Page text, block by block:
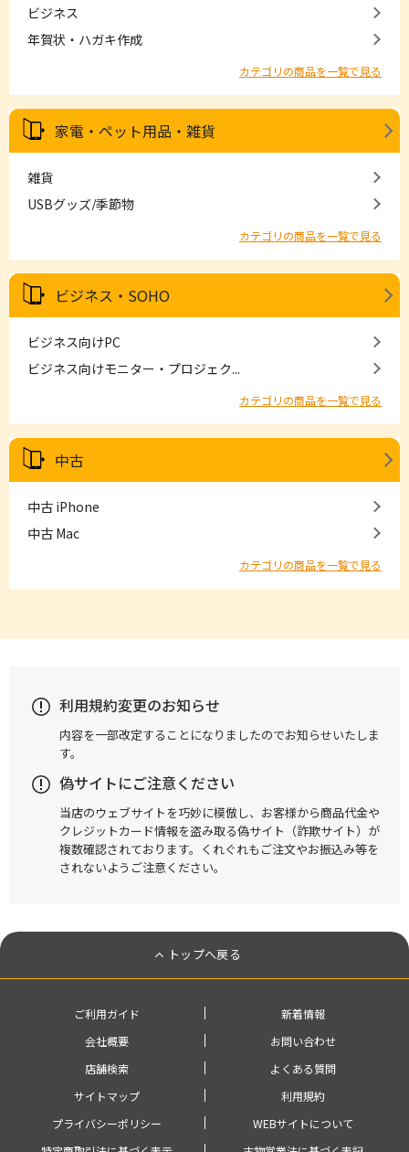
ビジネス
年賀状・ハガキ作成
カテゴリの商品を一覧で見る
家電・ペット用品・雑貨
雑貨
USBグッズ/季節物
カテゴリの商品を一覧で見る
ビジネス・SOHO
ビジネス向けPC
ビジネス向けモニター・プロジェク...
カテゴリの商品を一覧で見る
中古
中古 iPhone
中古 Mac
カテゴリの商品を一覧で見る
利用規約変更のお知らせ
内容を一部改定することになりましたのでお知らせいたしま
す。
偽サイトにご注意ください
当店のウェブサイトを巧妙に模倣し、お客様から商品代金や
クレジットカード情報を盗み取る偽サイト（詐欺サイト）が
複数確認されております。くれぐれもご注文やお振込み等を
されないようご注意ください。
トップへ戻る
ご利用ガイド
新着情報
会社概要
お問い合わせ
店舗検索
よくある質問
サイトマップ
利用規約
プライバシーポリシー
WEBサイトについて